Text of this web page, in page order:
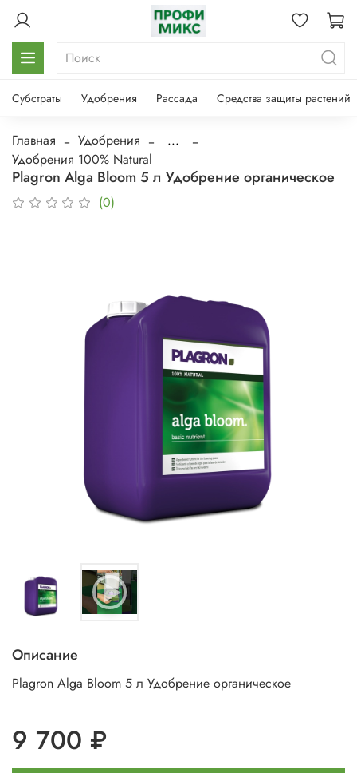
Субстраты Удобрения Рассада Средства защиты растений
Главная Удобрения
...
Удобрения 100% Natural
Plagron Alga Bloom 5 л Удобрение органическое
(0)
Описание
Plagron Alga Bloom 5 л Удобрение органическое
9 700 ₽